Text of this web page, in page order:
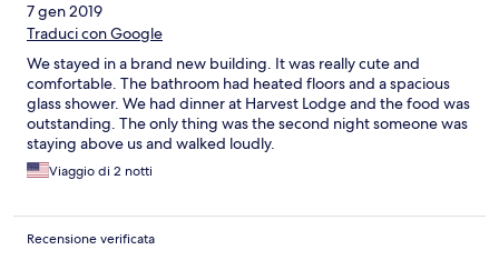
7 gen 2019
Traduci con Google
We stayed in a brand new building. It was really cute and
comfortable. The bathroom had heated floors and a spacious
glass shower. We had dinner at Harvest Lodge and the food was
outstanding. The only thing was the second night someone was
staying above us and walked loudly.
Viaggio di 2 notti
Recensione verificata